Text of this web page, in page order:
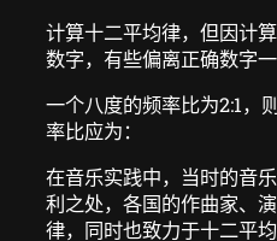
计算十二平均律，但因计
数字，有些偏离正确数字一
一个八度的频率比为2:1，
率比应为：
在音乐实践中，当时的音
利之处，各国的作曲家、
律，同时也致力于十二平